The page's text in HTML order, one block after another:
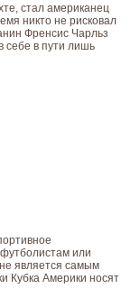
стал американец
никто не рисковал
Френсис Чарльз
себе в пути лишь
или
является самым
Кубка Америки носят